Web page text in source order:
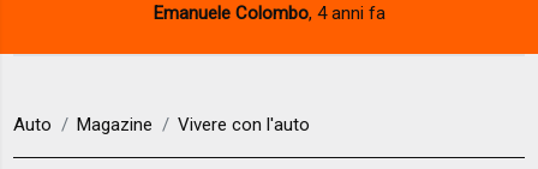
Emanuele Colombo, 4 anni fa
Auto Magazine Vivere con l'auto